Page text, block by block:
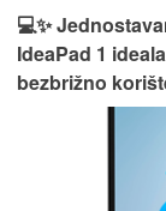
💻✨
IdeaPad 1
bezbrižno